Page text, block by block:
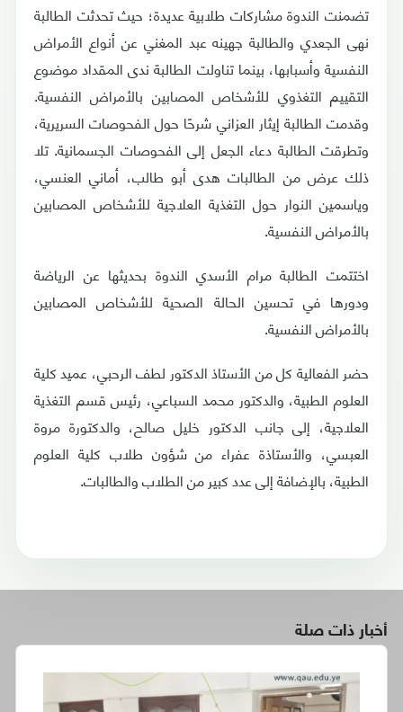
تضمنت الندوة مشاركات طلابية عديدة؛ حيث تحدثت الطالبة
نهى الجعدي والطالبة جهينه عبد المغني عن أنواع الأمراض
النفسية وأسبابها، بينما تناولت الطالبة ندى المقداد موضوع
التقييم التغذوي للأشخاص المصابين بالأمراض النفسية.
وقدمت الطالبة إيثار العزاني شرحًا حول الفحوصات السريرية،
وتطرقت الطالبة دعاء الجعل إلى الفحوصات الجسمانية. تلا
ذلك عرض من الطالبات هدى أبو طالب، أماني العنسي،
وياسمين النوار حول التغذية العلاجية للأشخاص المصابين
بالأمراض النفسية.
اختتمت الطالبة مرام الأسدي الندوة بحديثها عن الرياضة
ودورها في تحسين الحالة الصحية للأشخاص المصابين
بالأمراض النفسية.
حضر الفعالية كل من الأستاذ الدكتور لطف الرحبي، عميد كلية
العلوم الطبية، والدكتور محمد السباعي، رئيس قسم التغذية
العلاجية، إلى جانب الدكتور خليل صالح، والدكتورة مروة
العبسي، والأستاذة عفراء من شؤون طلاب كلية العلوم
الطبية، بالإضافة إلى عدد كبير من الطلاب والطالبات.
أخبار ذات صلة